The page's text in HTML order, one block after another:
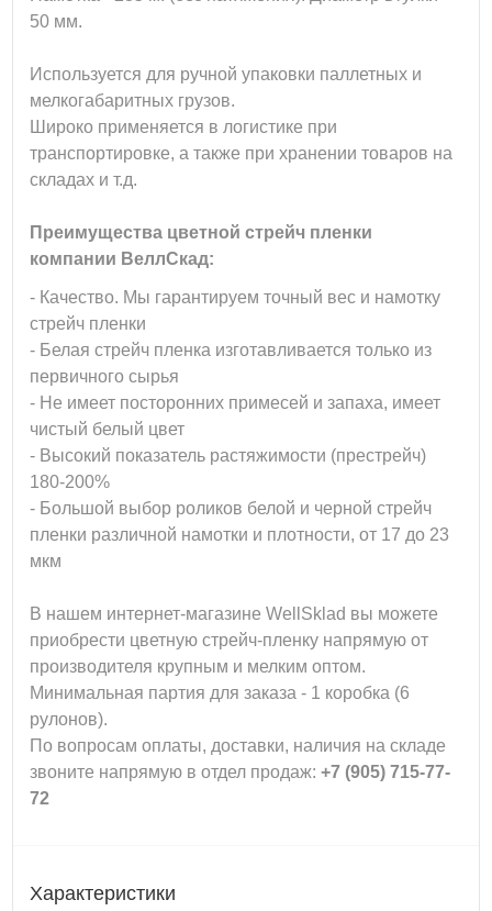
50 мм.
Используется для ручной упаковки паллетных и
мелкогабаритных грузов.
Широко применяется в логистике при
транспортировке, а также при хранении товаров на
складах и т.д.
Преимущества цветной стрейч пленки
компании ВеллСкад:
- Качество. Мы гарантируем точный вес и намотку
стрейч пленки
- Белая стрейч пленка изготавливается только из
первичного сырья
- Не имеет посторонних примесей и запаха, имеет
чистый белый цвет
- Высокий показатель растяжимости (престрейч)
180-200%
- Большой выбор роликов белой и черной стрейч
пленки различной намотки и плотности, от 17 до 23
мкм
В нашем интернет-магазине WellSklad вы можете
приобрести цветную стрейч-пленку напрямую от
производителя крупным и мелким оптом.
Минимальная партия для заказа - 1 коробка (6
рулонов).
По вопросам оплаты, доставки, наличия на складе
звоните напрямую в отдел продаж: +7 (905) 715-77-
72
Характеристики